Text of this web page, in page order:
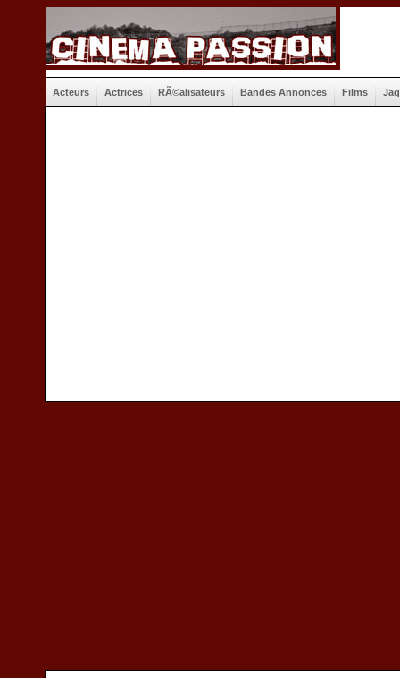
Acteurs Actrices RÃ©alisateurs Bandes Annonces Films